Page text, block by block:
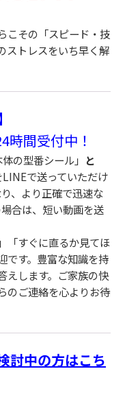
こその「スピード・技
ストレスをいち早く解
時間受付中！
の型番シール」 と
LINEで送っていただけ
、より正確で迅速な
合は、短い動画を送
「すぐに直るか見てほ
です。豊富な知識を持
えします。ご家族の快
のご連絡を心よりお待
討中の方はこち